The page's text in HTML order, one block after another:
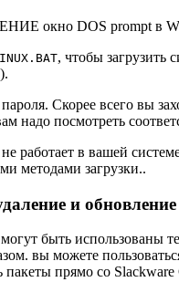
окно DOS prompt в
, чтобы загрузить
Скорее всего вы
надо посмотреть
не работает в вашей
методами загрузки..
и
быть использованы
вы можете
пакеты прямо со